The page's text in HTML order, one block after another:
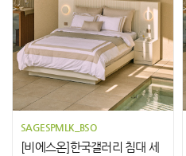
SAGESPMLK_BSO
[비에스온]한국갤러리 침대 세